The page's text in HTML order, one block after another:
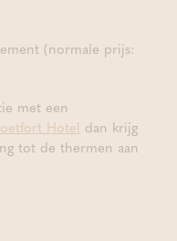
(normale prijs:
met een
Hotel dan krijg
tot de thermen aan